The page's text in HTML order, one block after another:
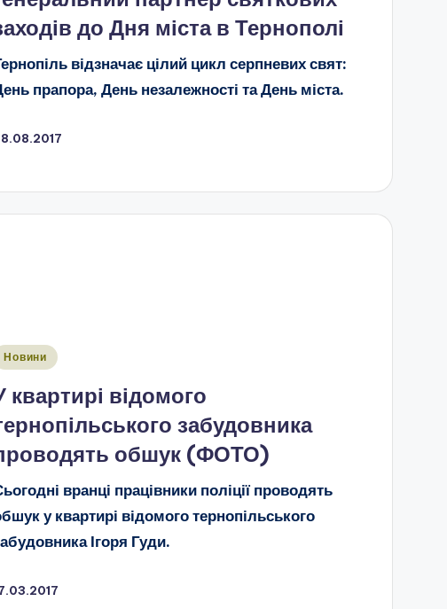
до Дня міста в Тернополі
відзначає цілий цикл серпневих свят:
прапора, День незалежності та День міста.
Новини
квартирі відомого
забудовника
обшук (ФОТО)
вранці працівники поліції проводять
у квартирі відомого тернопільського
Ігоря Гуди.